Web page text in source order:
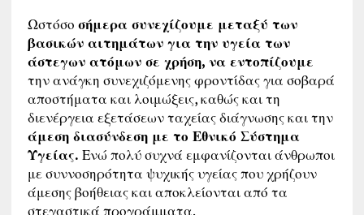
Ωστόσο σήμερα συνεχίζουμε μεταξύ των
βασικών αιτημάτων για την υγεία των
άστεγων ατόμων σε χρήση, να εντοπίζουμε
την ανάγκη συνεχιζόμενης φροντίδας για σοβαρά
αποστήματα και λοιμώξεις, καθώς και τη
διενέργεια εξετάσεων ταχείας διάγνωσης και την
άμεση διασύνδεση με το Εθνικό Σύστημα
Υγείας. Ενώ πολύ συχνά εμφανίζονται άνθρωποι
με συννοσηρότητα ψυχικής υγείας που χρήζουν
άμεσης βοήθειας και αποκλείονται από τα
στεγαστικά προγράμματα.